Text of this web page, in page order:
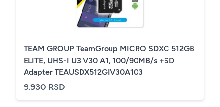
TEAM GROUP TeamGroup MICRO SDXC 512GB
ELITE, UHS-I U3 V30 A1, 100/90MB/s +SD
Adapter TEAUSDX512GIV30A103
9.930 RSD